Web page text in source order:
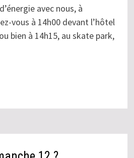
avec nous, à
vous à 14h00 devant l’hôtel
bien à 14h15, au skate park,